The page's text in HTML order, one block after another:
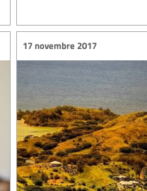
17 novembre 2017